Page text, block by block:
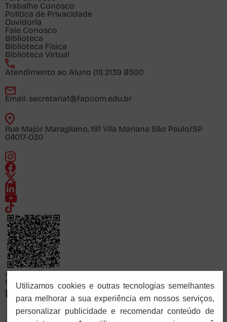
Trabalhe Conosco
Política de Privacidade
Ouvidoria
Fale Conosco
Biblioteca
Biblioteca Física
Biblioteca Virtual
Atendimento ao Aluno (11) 2139 8500
Email: secretaria1@fapcom.edu.br
Rua Major Maragliano, 191 Vila Mariana São Paulo/SP
04017-030
Acesse já
Consulte o cadastro da FAPCOM no sistema e-MEC
Utilizamos cookies e outras tecnologias semelhantes
para melhorar a sua experiência em nossos serviços,
personalizar publicidade e recomendar conteúdo de